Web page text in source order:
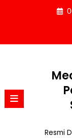
Resmi